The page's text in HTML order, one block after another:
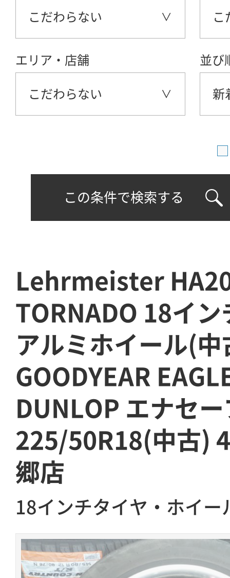
こだわらない こ
エリア・店舗
こだわらない
並び
新
この条件で検索する
Lehrmeister
TORNADO 18イ
アルミホイール(中
GOODYEAR
DUNLOP エナセ
225/50R18(中古)
郷店
18インチタイヤ・ホイー